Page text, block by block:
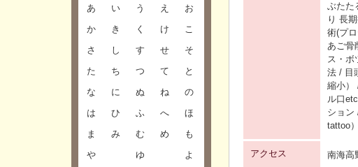
あ い う え
お
か
き く け
こ
さ
し す せ
そ
た
ち つ て
と
な
に ぬ ね
の
は
ひ ふ へ
ほ
ま
み む め
も
や
ゆ
よ
ぶたた
り 長
術(プ
あご骨
ス・ボ
法 / 目
縮小）
ル口
ション
tattoo
アクセス 南海高